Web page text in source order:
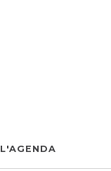
L'AGENDA